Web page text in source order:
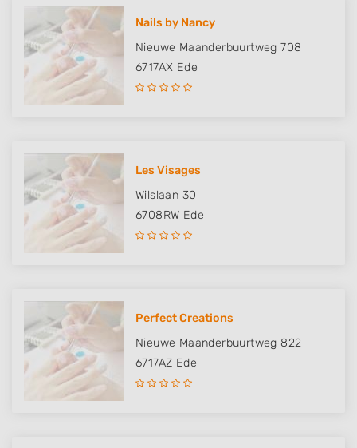
Nails by Nancy
Nieuwe Maanderbuurtweg 708
6717AX Ede
Les Visages
Wilslaan 30
6708RW Ede
Perfect Creations
Nieuwe Maanderbuurtweg 822
6717AZ Ede